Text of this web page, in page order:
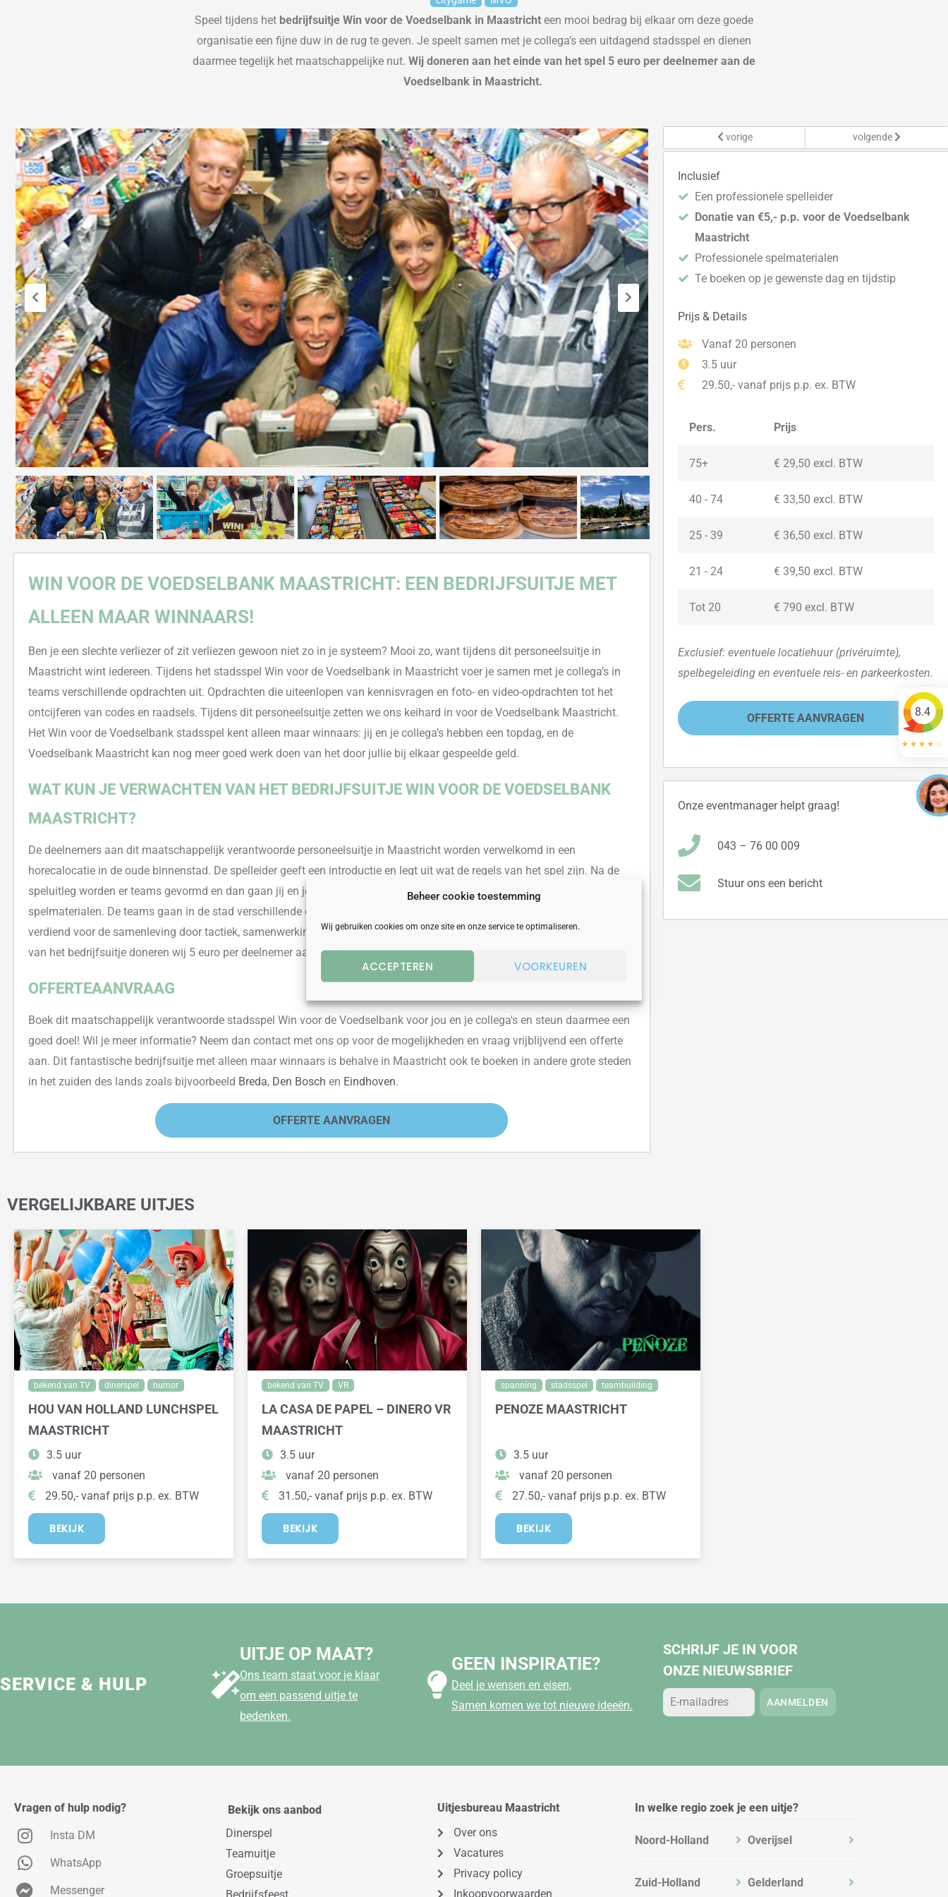
Beheer cookie toestemming
Wij gebruiken cookies om onze site en onze service te optimaliseren.
ACCEPTEREN VOORKEUREN
Speel tijdens het bedrijfsuitje Win voor de Voedselbank in Maastricht een mooi bedrag bij elkaar om deze goede
organisatie een fijne duw in de rug te geven. Je speelt samen met je collega’s een uitdagend stadsspe l en dienen
daarmee tegelijk het maatschappelijke nut. Wij doneren aan het einde van het spel 5 euro per deelnemer aan de
Voedselbank in Maastricht.
WIN VOOR DE VOEDSELBANK MAASTRICHT: EEN BEDRIJFSUITJE MET
ALLEEN MAAR WINNAARS!
Ben je een slechte verliezer of zit verliezen gewoon niet zo in je systeem? Mooi zo, want tijdens dit personeelsuitje in
Maastricht wint iedereen. Tijdens het stadsspel Win voor de Voedselbank in Maastricht voer je samen met je collega’s in
teams verschillende opdrachten uit. Opdrachten die uiteenlopen van kennisvragen en foto- en video-opdrachten tot het
ontcijferen van codes en raadsels. Tijdens dit personeelsuitje zetten we ons keihard in voor de Voedselbank Maastricht.
Het Win voor de Voedselbank stadsspel kent alleen maar winnaars: jij en je collega’s hebben een topdag, en de
Voedselbank Maastricht kan nog meer goed werk doen van het door jullie bij elkaar gespeelde geld.
WAT KUN JE VERWACHTEN VAN HET BEDRIJFSUITJE WIN VOOR DE VOEDSELBANK
MAASTRICHT?
De deelnemers aan dit maatschappelijk verantwoorde personeelsuitje in Maastricht worden verwelkomd in een
horecalocatie in de oude binnenstad. De spelleider geeft een introductie en legt uit wat de regels van het spel zijn. Na de
speluitleg worden er teams gevormd en dan gaan jij en je collega’s de stad in, gewapend met een tablet en de benodigde
spelmaterialen. De teams gaan in de stad verschillende opdrachten uitvoeren
verdiend voor de samenleving door tactiek, samenwerking, overleg en een flinke dosis enthousiasme en inzet!Na afloop
van het bedrijfsuitje doneren wij 5 euro per deelnemer aan de Voedselbank Maastricht.
OFFERTEAANVRAAG
Boek dit maatschappelijk verantwoorde stadsspel Win voor de Voedselbank voor jou en je collega's en steun daarmee een
goed doel ! Wil je meer informatie? Neem dan contact met ons op voor de mogelijkheden en vraag vrijblijvend een offerte
aan. Dit fantastische bedrijfsuitje met alleen maar winnaars is behalve in Maastricht ook te boeken in andere grote steden
in het zuiden des lands zoals bijvoorbeeld Breda, Den Bosch en Eindhoven.
OFFERTE AANVRAGEN
vorige volgende
Inclusief
Een professionele spelleider
Donatie van €5,- p.p. voor de Voedselbank
Maastricht
Professionele spelmaterialen
Te boeken op je gewenste dag en tijdstip
Prijs & Details
Vanaf 20 personen
3.5 uur
29.50,- vanaf prijs p.p. ex. BTW
Pers. Prijs
75+ € 29,50 excl. BTW
40 - 74 € 33,50 excl. BTW
25 - 39 € 36,50 excl. BTW
21 - 24 € 39,50 excl. BTW
Tot 20 € 790 excl. BTW
Exclusief: eventuele locatiehuur (privéruimte),
spelbegeleiding en eventuele reis- en parkeerkosten.
OFFERTE AANVRAGEN
Onze eventmanager helpt graag!
043 – 76 00 009
Stuur ons een bericht
VERGELIJKBARE UITJES
bekend van TV dinerspel humor
HOU VAN HOLLAND LUNCHSPEL
MAASTRICHT
3.5 uur
vanaf 20 personen
29.50,- vanaf prijs p.p. ex. BTW
BEKIJK
bekend van TV VR
LA CASA DE PAPEL – DINERO VR
MAASTRICHT
3.5 uur
vanaf 20 personen
31.50,- vanaf prijs p.p. ex. BTW
BEKIJK
spanning stadsspel teambuilding
PENOZE MAASTRICHT
3.5 uur
vanaf 20 personen
27.50,- vanaf prijs p.p. ex. BTW
BEKIJK
SERVICE & HULP
UITJE OP MAAT?
Ons team staat voor je klaar
om een passend uitje te
bedenken.
GEEN INSPIRATIE?
Deel je wensen en eisen,
Samen komen we tot nieuwe ideeën.
SCHRIJF JE IN VOOR
ONZE NIEUWSBRIEF
AANMELDEN
Vragen of hulp nodig?
Insta DM
WhatsApp
Messenger
Bekijk ons aanbod
Dinerspel
Teamuitje
Groepsuitje
Uitjesbureau Maastricht
Over ons
Vacatures
Privacy policy
Inkoopvoorwaarden
In welke regio zoek je een uitje?
Noord-Holland
Zuid-Holland
Overijsel
Gelderland
8.4